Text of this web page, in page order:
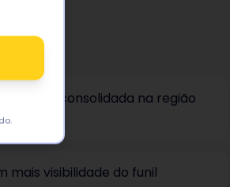
consolidada na região
mais visibilidade do funil